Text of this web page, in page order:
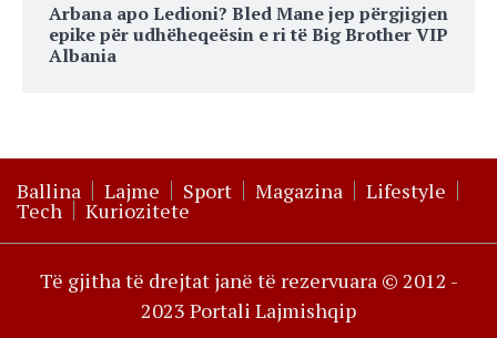
Arbana apo Ledioni? Bled Mane jep përgjigjen
epike për udhëheqeësin e ri të Big Brother VIP
Albania
Ballina Lajme Sport Magazina Lifestyle
Tech Kuriozitete
Të gjitha të drejtat janë të rezervuara © 2012 -
2023 Portali Lajmishqip